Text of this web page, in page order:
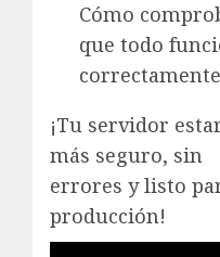
Cómo
que todo
correctamente
¡Tu servidor
más seguro, sin
errores y listo
producción!